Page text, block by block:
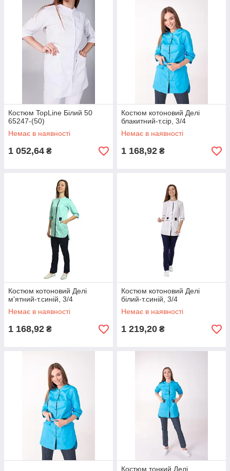
Костюм TopLine Білий 50
65247-(50)
Немає в наявності
1 052,64 ₴
Костюм котоновий Делі
блакитний-т.сір, 3/4
Немає в наявності
1 168,92 ₴
Костюм котоновий Делі
м'ятний-т.синій, 3/4
Немає в наявності
1 168,92 ₴
Костюм котоновий Делі
білий-т.синій, 3/4
Немає в наявності
1 219,20 ₴
Костюм тонкий Делі